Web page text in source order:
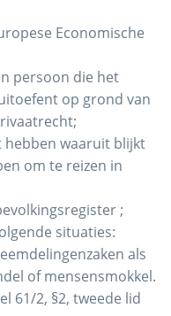
Economische
persoon die het
op grond van
hebben waaruit blijkt
om te reizen in
;
situaties:
als
of mensensmokkel.
61/2, §2, tweede lid